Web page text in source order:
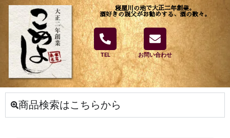
寝屋川の地で大正二年創業。
酒好きの親父がお勧めする、酒の数々。
TEL お問い合わせ
商品検索はこちらから